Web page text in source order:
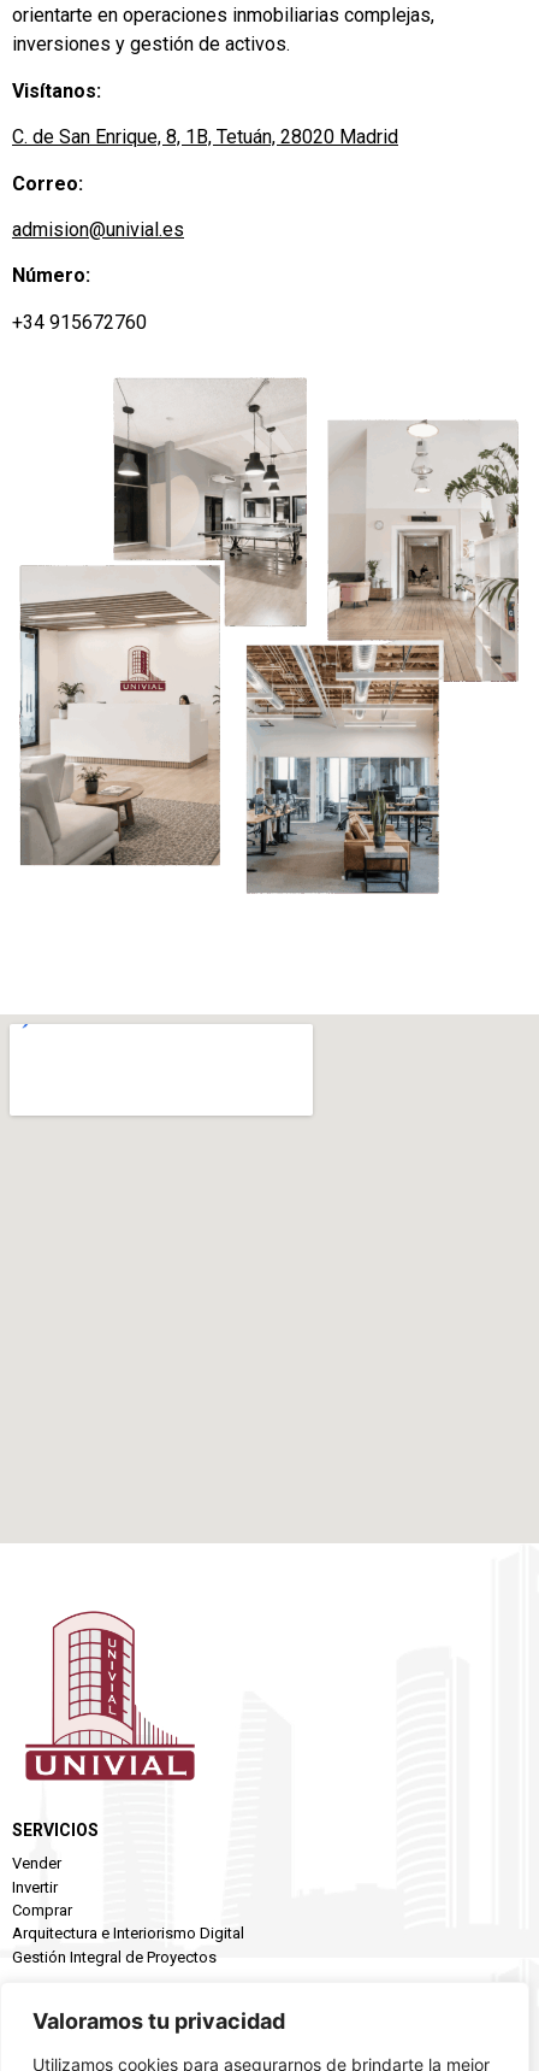
Valoramos tu privacidad
Utilizamos cookies para asegurarnos de brindarte la mejor
orientarte en operaciones inmobiliarias complejas,
inversiones y gestión de activos.
Visítanos:
C. de San Enrique, 8, 1B, Tetuán, 28020 Madrid
Correo:
admision@univial.es
Número:
+34 915672760
SERVICIOS
Vender
Invertir
Comprar
Arquitectura e Interiorismo Digital
Gestión Integral de Proyectos
EMPRESA